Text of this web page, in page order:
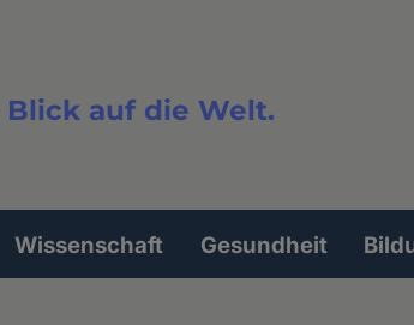
Blick auf die Welt.
Wissenschaft Gesundheit